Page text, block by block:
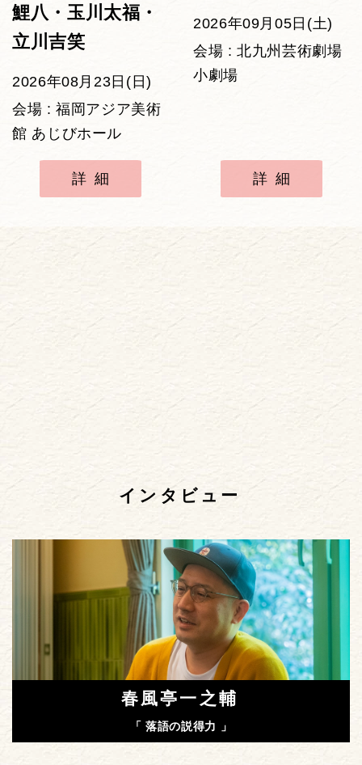
鯉八・玉川太福・
立川吉笑
2026年08月23日(日)
会場 : 福岡アジア美術
館 あじびホール
詳細
2026年09月05日(土)
会場 : 北九州芸術劇場
小劇場
詳細
インタビュー
春風亭一之輔
「 落語の説得力 」